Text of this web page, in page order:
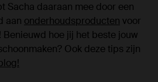
Sacha daaraan mee door een
aan onderhoudsproducten voor
hoe jij het beste jouw
Ook deze tips zijn